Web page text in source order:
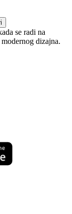
se radi na
dizajna.